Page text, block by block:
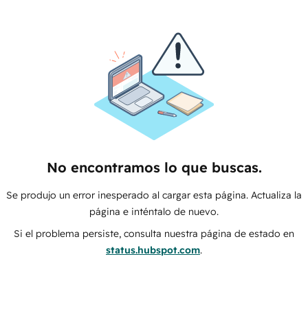
No encontramos lo que buscas.
Se produjo un error inesperado al cargar esta página. Actualiza la
página e inténtalo de nuevo.
Si el problema persiste, consulta nuestra página de estado en
status.hubspot.com.